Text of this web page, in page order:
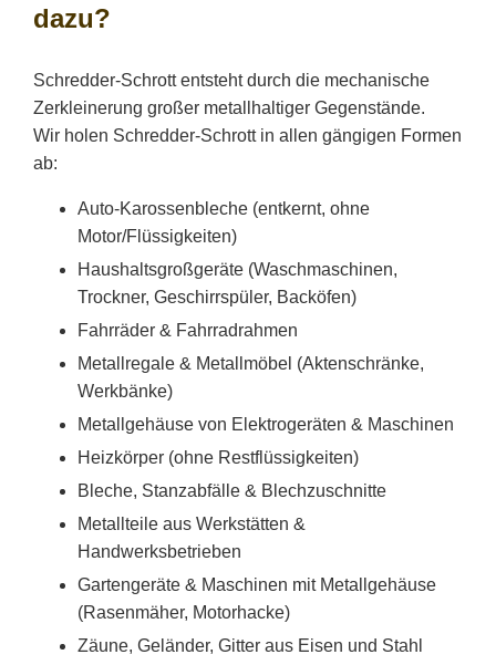
dazu?
Schredder-Schrott entsteht durch die mechanische
Zerkleinerung großer metallhaltiger Gegenstände.
Wir holen Schredder-Schrott in allen gängigen Formen
ab:
Auto-Karossenbleche (entkernt, ohne
Motor/Flüssigkeiten)
Haushaltsgroßgeräte (Waschmaschinen,
Trockner, Geschirrspüler, Backöfen)
Fahrräder & Fahrradrahmen
Metallregale & Metallmöbel (Aktenschränke,
Werkbänke)
Metallgehäuse von Elektrogeräten & Maschinen
Heizkörper (ohne Restflüssigkeiten)
Bleche, Stanzabfälle & Blechzuschnitte
Metallteile aus Werkstätten &
Handwerksbetrieben
Gartengeräte & Maschinen mit Metallgehäuse
(Rasenmäher, Motorhacke)
Zäune, Geländer, Gitter aus Eisen und Stahl